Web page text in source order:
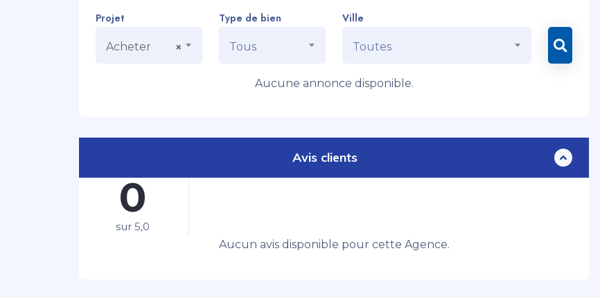
Projet
×
Acheter
Type de bien
Tous
Ville
Toutes
Aucune annonce disponible.
Avis clients
0
sur 5,0
Aucun avis disponible pour cette Agence.